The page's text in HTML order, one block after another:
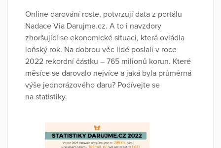
Online darování roste, potvrzují data z portálu
Nadace Via Darujme.cz. A to i navzdory
zhoršující se ekonomické situaci, která ovládla
loňský rok. Na dobrou věc lidé poslali v roce
2022 rekordní částku – 765 milionů korun. Které
měsíce se darovalo nejvíce a jaká byla průměrná
výše jednorázového daru? Podívejte se
na statistiky.